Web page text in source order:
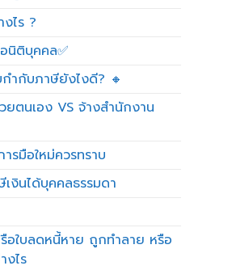
ไร ?
นิติบุคคล✅
ำกับภาษียังไงดี? 🔸
ยตนเอง VS จ้างสำนักงาน
รมือใหม่ควรทราบ
เงินได้บุคคลธรรมดา
อใบลดหนี้หาย ถูกทำลาย หรือ
งไร